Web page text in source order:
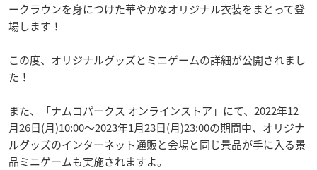
ークラウンを身につけた華やかなオリジナル衣装をまとって登
場します！
この度、オリジナルグッズとミニゲームの詳細が公開されまし
た！
また、「ナムコパークス オンラインストア」にて、2022年12
月26日(月)10:00～2023年1月23日(月)23:00の期間中、オリジナ
ルグッズのインターネット通販と会場と同じ景品が手に入る景
品ミニゲームも実施されますよ。